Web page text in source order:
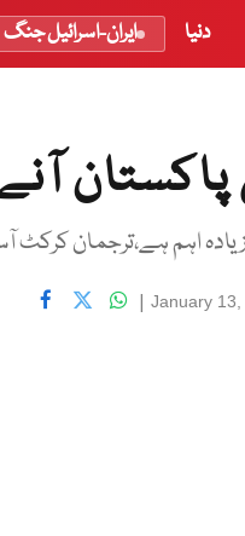
دنیا ایران-اسرائیل جنگ
پاکستان
اہم ہے،ترجمان کرکٹ
January
|